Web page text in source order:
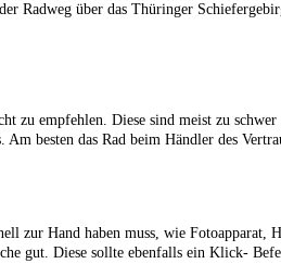
Radweg über das Thüringer
zu empfehlen. Diese sind meist zu schwer
besten das Rad beim Händler des
zur Hand haben muss, wie Fotoapparat,
gut. Diese sollte ebenfalls ein Klick-